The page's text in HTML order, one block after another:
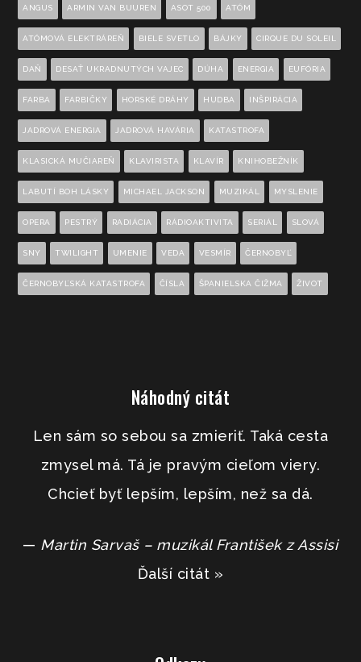
ANGUS ARMIN VAN BUUREN ASOT 500 ATÓM
ATÓMOVÁ ELEKTRÁREŇ BIELE SVETLO BÁJKY CIRQUE DU SOLEIL
DAŇ DESAŤ UKRADNUTÝCH VAJEC DÚHA ENERGIA EUFÓRIA
FARBA FARBIČKY HORSKÉ DRÁHY HUDBA INŠPIRÁCIA
JADROVÁ ENERGIA JADROVÁ HAVÁRIA KATASTROFA
KLASICKÁ MUČIAREŇ KLAVIRISTA KLAVÍR KNIHOBEŽNÍK
LABUTÍ BOH LÁSKY MICHAEL JACKSON MUZIKÁL MYSLENIE
OPERA PESTRÝ RADIÁCIA RÁDIOAKTIVITA SERIÁL SLOVÁ
SNY TWILIGHT UMENIE VEDA VESMÍR ČERNOBYĽ
ČERNOBYĽSKÁ KATASTROFA ČÍSLA ŠPANIELSKA ČIŽMA ŽIVOT
Náhodný citát
Len sám so sebou sa zmieriť. Taká cesta
zmysel má. Tá je pravým cieľom viery.
Chcieť byť lepším, lepším, než sa dá.
— Martin Sarvaš – muzikál František z Assisi
Ďalší citát »